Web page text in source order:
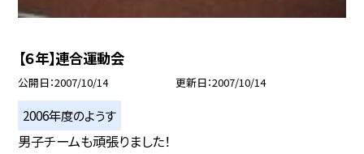
【６年】連合運動会
公開日 2007/10/14 更新日 2007/10/14
2006年度のようす
男子チームも頑張りました！